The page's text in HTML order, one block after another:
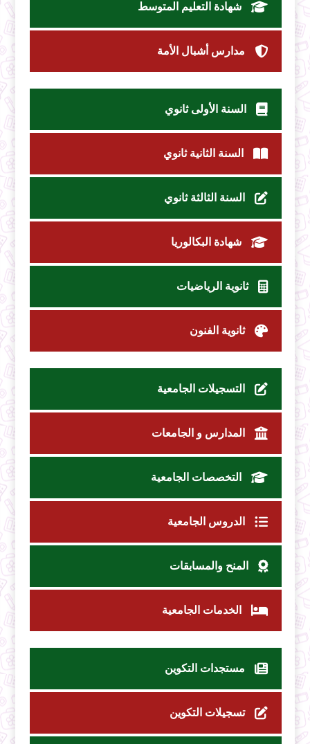
شهادة التعليم المتوسط
مدارس أشبال الأمة
السنة الأولى ثانوي
السنة الثانية ثانوي
السنة الثالثة ثانوي
شهادة البكالوريا
ثانوية الرياضيات
ثانوية الفنون
التسجيلات الجامعية
المدارس و الجامعات
التخصصات الجامعية
الدروس الجامعية
المنح والمسابقات
الخدمات الجامعية
مستجدات التكوين
تسجيلات التكوين